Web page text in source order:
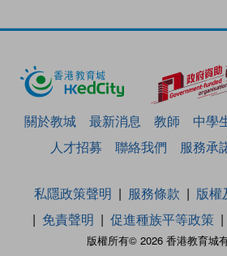
關於教城 最新消息 教師 中學
人才招募
聯絡我們 服務承
版權所有© 2026 香港教育城
私隱政策聲明 服務條款
版權
免責聲明
促進種族平等政策